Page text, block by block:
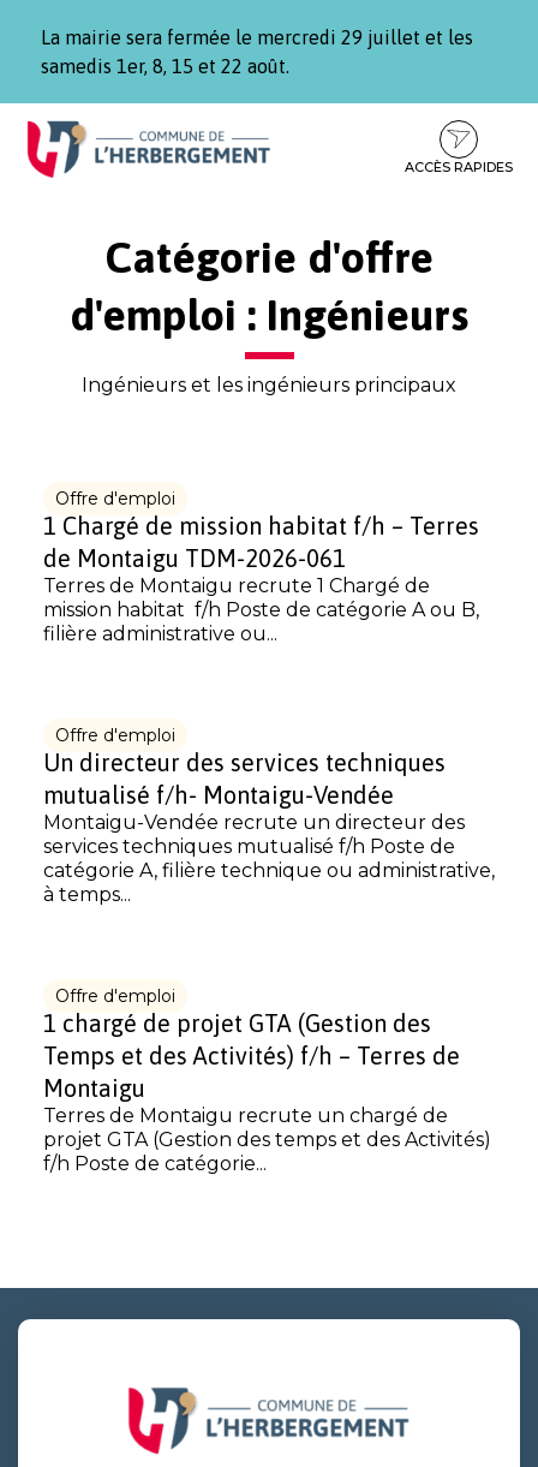
La mairie sera fermée le mercredi 29 juillet et les
samedis 1er, 8, 15 et 22 août.
Aller
Aller
contenu
Aller
pied
ACCÈS RAPIDES
Catégorie d'offre
d'emploi : Ingénieurs
Ingénieurs et les ingénieurs principaux
Offre d'emploi
1 Chargé de mission habitat f/h – Terres
de Montaigu TDM-2026-061
Terres de Montaigu recrute 1 Chargé de
mission habitat f/h Poste de catégorie A ou B,
filière administrative ou...
Offre d'emploi
Un directeur des services techniques
mutualisé f/h- Montaigu-Vendée
Montaigu-Vendée recrute un directeur des
services techniques mutualisé f/h Poste de
catégorie A, filière technique ou administrative,
à temps...
Offre d'emploi
1 chargé de projet GTA (Gestion des
Temps et des Activités) f/h – Terres de
Montaigu
Terres de Montaigu recrute un chargé de
projet GTA (Gestion des temps et des Activités)
f/h Poste de catégorie...